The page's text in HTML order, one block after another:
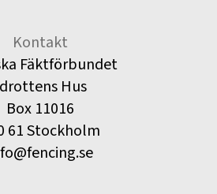
Kontakt
Fäktförbundet
Hus
Box 11016
61 Stockholm